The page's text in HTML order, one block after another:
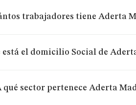
trabajadores tiene Aderta
está el domicilio Social de
qué sector pertenece Aderta